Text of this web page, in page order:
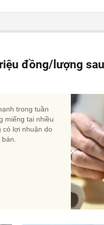
đồng/lượng
trong tuần
miếng tại nhiều
có lợi nhuận do